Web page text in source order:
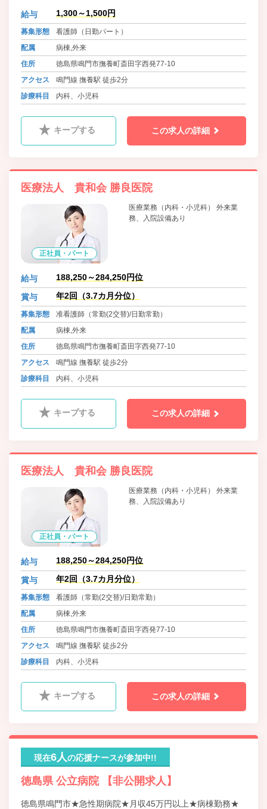
給与 1,300～1,500円
募集形態
看護師（日勤パート）
配属
病棟,外来
住所
徳島県鳴門市撫養町斎田字西発77-10
アクセス
鳴門線 撫養駅 徒歩2分
診療科目
内科、小児科
キープする この求人の詳細
医療法人 貴和会 勝良医院
正社員・パート
医療業務（内科・小児科） 外来業
務、入院設備あり
給与 188,250～284,250円位
賞与 年2回（3.7カ月分位）
募集形態
准看護師（常勤(2交替)/日勤常勤）
配属
病棟,外来
住所
徳島県鳴門市撫養町斎田字西発77-10
アクセス
鳴門線 撫養駅 徒歩2分
診療科目
内科、小児科
キープする この求人の詳細
医療法人 貴和会 勝良医院
正社員・パート
医療業務（内科・小児科） 外来業
務、入院設備あり
給与 188,250～284,250円位
賞与 年2回（3.7カ月分位）
募集形態
看護師（常勤(2交替)/日勤常勤）
配属
病棟,外来
住所
徳島県鳴門市撫養町斎田字西発77-10
アクセス
鳴門線 撫養駅 徒歩2分
診療科目
内科、小児科
キープする この求人の詳細
現在6人の応援ナースが参加中!!
徳島県 公立病院 【非公開求人】
徳島県鳴門市★急性期病院★月収45万円以上★病棟勤務★